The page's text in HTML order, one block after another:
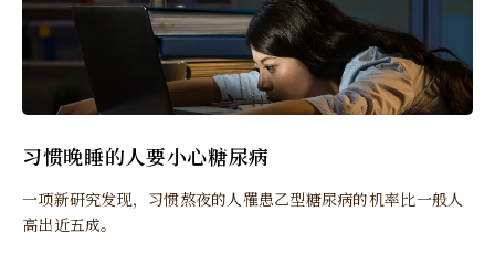
习惯晚睡的人要小心糖尿病
一项新研究发现，习惯熬夜的人罹患乙型糖尿病的机率比一般人
高出近五成。